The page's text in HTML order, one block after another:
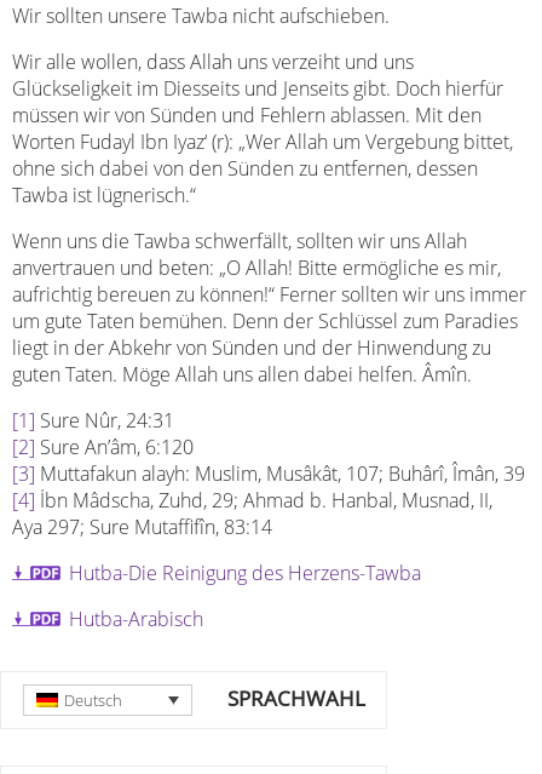
Wir sollten unsere Tawba nicht aufschieben.
Wir alle wollen, dass Allah uns verzeiht und uns
Glückseligkeit im Diesseits und Jenseits gibt. Doch hierfür
müssen wir von Sünden und Fehlern ablassen. Mit den
Worten Fudayl Ibn Iyaz‘ (r): „Wer Allah um Vergebung bittet,
ohne sich dabei von den Sünden zu entfernen, dessen
Tawba ist lügnerisch.“
Wenn uns die Tawba schwerfällt, sollten wir uns Allah
anvertrauen und beten: „O Allah! Bitte ermögliche es mir,
aufrichtig bereuen zu können!“ Ferner sollten wir uns immer
um gute Taten bemühen. Denn der Schlüssel zum Paradies
liegt in der Abkehr von Sünden und der Hinwendung zu
guten Taten. Möge Allah uns allen dabei helfen. Âmîn.
[1] Sure Nûr, 24:31
[2] Sure An’âm, 6:120
[3] Muttafakun alayh: Muslim, Musâkât, 107; Buhârî, Îmân, 39
[4] İbn Mâdscha, Zuhd, 29; Ahmad b. Hanbal, Musnad, II,
Aya 297; Sure Mutaffifîn, 83:14
Hutba-Die Reinigung des Herzens-Tawba
Hutba-Arabisch
SPRACHWAHL
Deutsch